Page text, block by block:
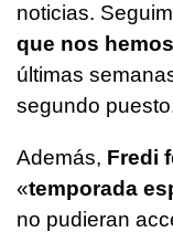
noticias.
que nos
últimas
segundo
Además, Fredi
«temporada
no pudieran